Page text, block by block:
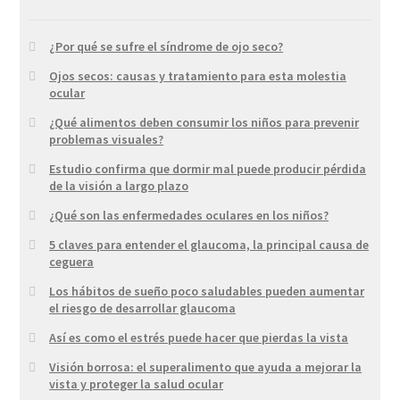
¿Por qué se sufre el síndrome de ojo seco?
Ojos secos: causas y tratamiento para esta molestia
ocular
¿Qué alimentos deben consumir los niños para prevenir
problemas visuales?
Estudio confirma que dormir mal puede producir pérdida
de la visión a largo plazo
¿Qué son las enfermedades oculares en los niños?
5 claves para entender el glaucoma, la principal causa de
ceguera
Los hábitos de sueño poco saludables pueden aumentar
el riesgo de desarrollar glaucoma
Así es como el estrés puede hacer que pierdas la vista
Visión borrosa: el superalimento que ayuda a mejorar la
vista y proteger la salud ocular